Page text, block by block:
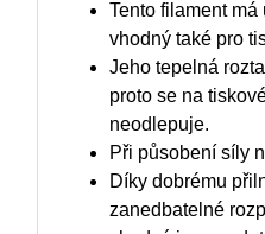
Tento filament
vhodný také pro
Jeho tepelná
proto se na
neodlepuje.
Při působení síly
Díky dobrému
zanedbatelné